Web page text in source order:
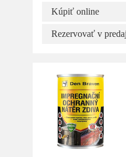
Kúpiť online
Rezervovať v